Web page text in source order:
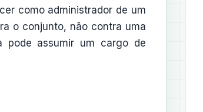
como administrador de um
o conjunto, não contra uma
pode assumir um cargo de